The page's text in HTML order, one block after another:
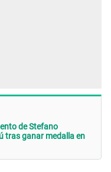
de Stefano
tras ganar medalla en